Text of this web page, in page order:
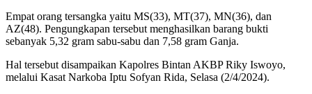
Empat orang tersangka yaitu MS(33), MT(37), MN(36), dan
AZ(48). Pengungkapan tersebut menghasilkan barang bukti
sebanyak 5,32 gram sabu-sabu dan 7,58 gram Ganja.
Hal tersebut disampaikan Kapolres Bintan AKBP Riky Iswoyo,
melalui Kasat Narkoba Iptu Sofyan Rida, Selasa (2/4/2024).